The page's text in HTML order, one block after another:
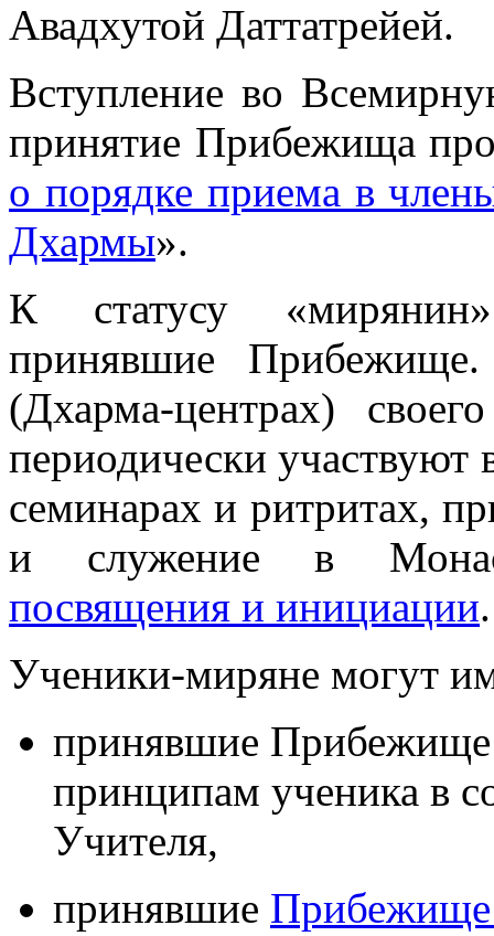
Авадхутой Даттатрейей.
Вступление во
принятие Прибежища
о порядке приема в
Дхармы».
К статусу
принявшие
(Дхарма-центрах)
периодически
семинарах и ритритах,
и служение в
посвящения и инициации.
Ученики-миряне могут
принявшие Прибежище
принципам ученика в
Учителя,
принявшие Прибежище